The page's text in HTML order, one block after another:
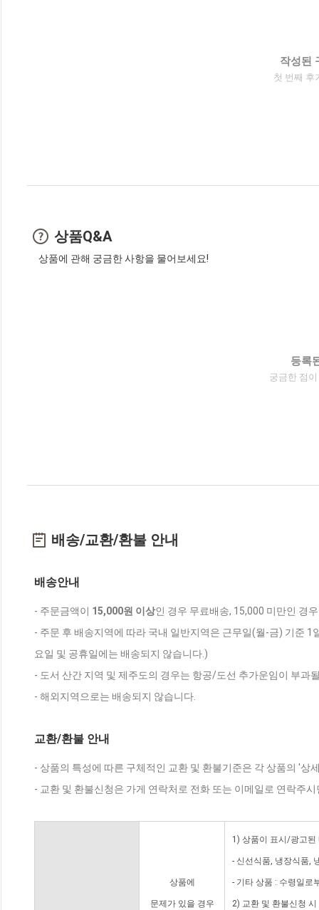
작성된
첫 번째 후
상품Q&A
상품에 관해 궁금한 사항을 물어보세요!
등록
궁금한 점
배송/교환/환불 안내
배송안내
- 주문금액이 15,000원 이상인 경우 무료배송, 15,000 미만인 경
- 주문 후 배송지역에 따라 국내 일반지역은 근무일(월-금) 기준
요일 및 공휴일에는 배송되지 않습니다.)
- 도서 산간 지역 및 제주도의 경우는 항공/도선 추가운임이 부과
- 해외지역으로는 배송되지 않습니다.
교환/환불 안내
- 상품의 특성에 따른 구체적인 교환 및 환불기준은 각 상품의 '상
- 교환 및 환불신청은 가게 연락처로 전화 또는 이메일로 연락주
상품에
문제가 있을 경우
1) 상품이 표시/광고된
- 신선식품, 냉장식품,
- 기타 상품 : 수령일로
2) 교환 및 환불신청